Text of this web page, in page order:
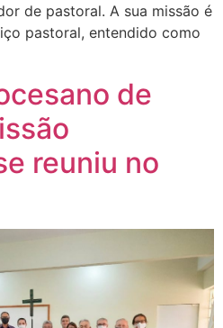
de pastoral. A sua missão é
pastoral, entendido como
de
reuniu no